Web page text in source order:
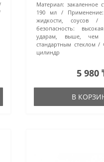
Материал: закаленное
190 мл
Применение:
жидкости, соусов
безопасность:
ударам, выше, чем
стандартным стеклом
цилиндр
5 980
В